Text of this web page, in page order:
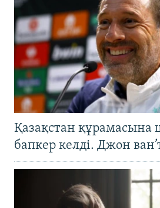
Қазақстан құрамасына
бапкер келді. Джон